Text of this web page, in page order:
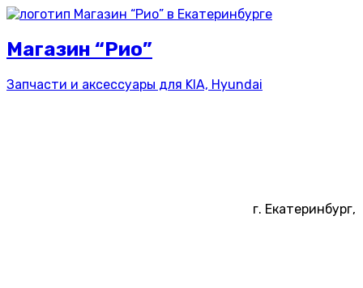
Магазин “Рио”
Запчасти и аксессуары для KIA, Hyundai
г. Екатеринбург,